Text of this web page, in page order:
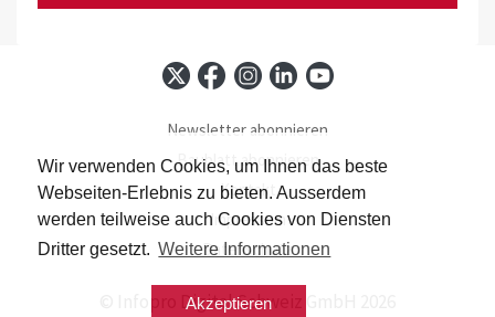
Wir verwenden Cookies, um Ihnen das beste
Webseiten-Erlebnis zu bieten. Ausserdem
werden teilweise auch Cookies von Diensten
Dritter gesetzt. Weitere Informationen
Akzeptieren
Newsletter abonnieren
Baublatt abonnieren
Kontakt
Impressum
Datenschutz
© Infopro Digital Schweiz GmbH 2026